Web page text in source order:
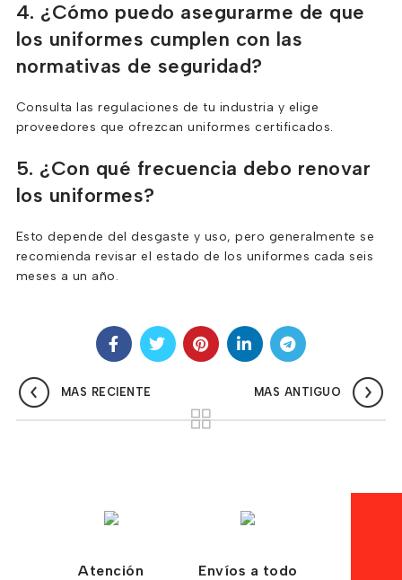
4. ¿Cómo puedo asegurarme de que
los uniformes cumplen con las
normativas de seguridad?
Consulta las regulaciones de tu industria y elige
proveedores que ofrezcan uniformes certificados.
5. ¿Con qué frecuencia debo renovar
los uniformes?
Esto depende del desgaste y uso, pero generalmente se
recomienda revisar el estado de los uniformes cada seis
meses a un año.
MAS RECIENTE MAS ANTIGUO
Atención
Envíos a todo